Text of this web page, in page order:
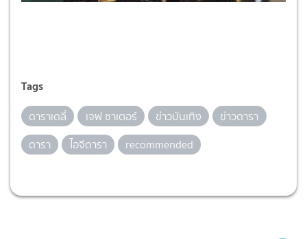
Tags
ดาราเดลี่ เจฟ ซาเตอร์ ข่าวบันเทิง
ข่าวดารา
ดารา
ไอจีดารา recommended